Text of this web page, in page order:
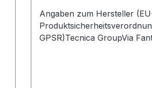
Angaben zum Hersteller
GPSR)Tecnica GroupVia